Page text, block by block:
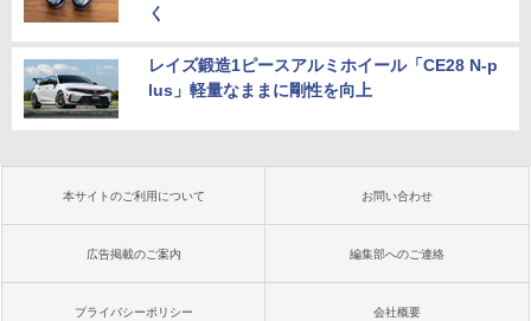
く
レイズ鍛造1ピースアルミホイール「CE28 N-p
lus」軽量なままに剛性を向上
本サイトのご利用について お問い合わせ
広告掲載のご案内 編集部へのご連絡
プライバシーポリシー 会社概要